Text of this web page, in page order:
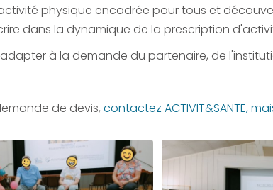
physique encadrée pour tous et
dans la dynamique de la prescription
à la demande du partenaire, de
de devis, contactez ACTIVIT&SANTE,